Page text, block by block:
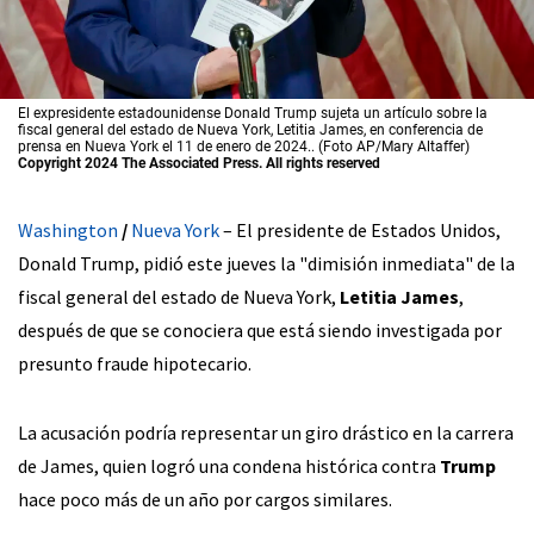
El expresidente estadounidense Donald Trump sujeta un artículo sobre la
fiscal general del estado de Nueva York, Letitia James, en conferencia de
prensa en Nueva York el 11 de enero de 2024.. (Foto AP/Mary Altaffer)
Copyright 2024 The Associated Press. All rights reserved
Washington / Nueva York– El presidente de Estados Unidos,
Donald Trump, pidió este jueves la "dimisión inmediata" de la
fiscal general del estado de Nueva York, Letitia James,
después de que se conociera que está siendo investigada por
presunto fraude hipotecario.
La acusación podría representar un giro drástico en la carrera
de James, quien logró una condena histórica contra Trump
hace poco más de un año por cargos similares.